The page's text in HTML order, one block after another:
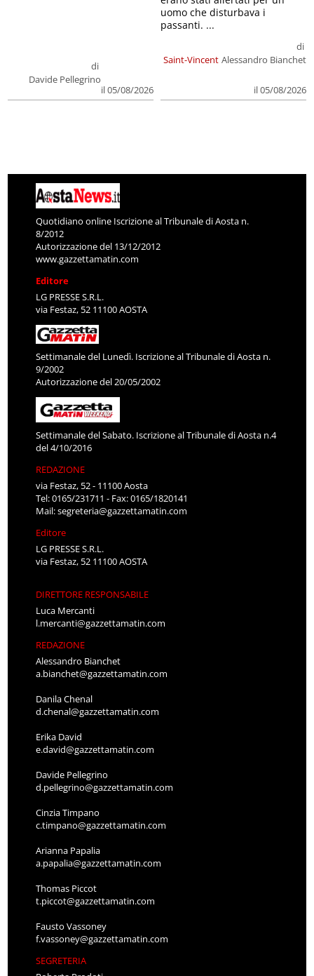
di
Davide Pellegrino
il 05/08/2026
Saint-Vincent
di
Alessandro Bianchet
il 05/08/2026
uomo che disturbava i
passanti. ...
Quotidiano online Iscrizione al Tribunale di Aosta n.
8/2012
Autorizzazione del 13/12/2012
www.gazzettamatin.com
Editore
LG PRESSE S.R.L.
via Festaz, 52 11100 AOSTA
Settimanale del Lunedì. Iscrizione al Tribunale di Aosta n.
9/2002
Autorizzazione del 20/05/2002
Settimanale del Sabato. Iscrizione al Tribunale di Aosta n.4
del 4/10/2016
REDAZIONE
via Festaz, 52 - 11100 Aosta
Tel: 0165/231711 - Fax: 0165/1820141
Mail:segreteria@gazzettamatin.com
Editore
LG PRESSE S.R.L.
via Festaz, 52 11100 AOSTA
DIRETTORE RESPONSABILE
Luca Mercanti
l.mercanti@gazzettamatin.com
REDAZIONE
Alessandro Bianchet
a.bianchet@gazzettamatin.com
Danila Chenal
d.chenal@gazzettamatin.com
Erika David
e.david@gazzettamatin.com
Davide Pellegrino
d.pellegrino@gazzettamatin.com
Cinzia Timpano
c.timpano@gazzettamatin.com
Arianna Papalia
a.papalia@gazzettamatin.com
Thomas Piccot
t.piccot@gazzettamatin.com
Fausto Vassoney
f.vassoney@gazzettamatin.com
SEGRETERIA